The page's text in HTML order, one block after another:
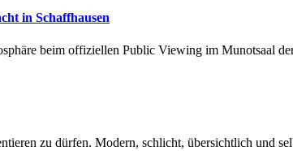
in Schaffhausen
beim offiziellen Public Viewing im Munotsaal
zu dürfen. Modern, schlicht, übersichtlich und